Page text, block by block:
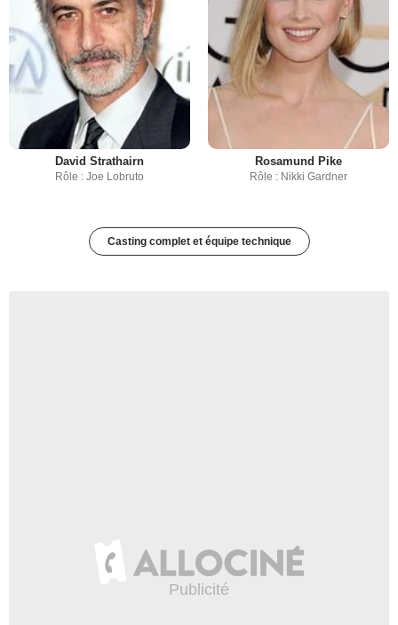
David Strathairn
Rôle : Joe Lobruto
Rosamund Pike
Rôle : Nikki Gardner
Casting complet et équipe technique